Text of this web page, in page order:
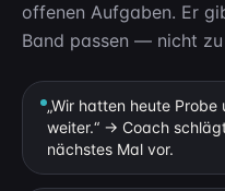
offenen Aufgaben. Er
Band passen — nicht
„Wir hatten heute
weiter.“ → Coach
nächstes Mal vor.